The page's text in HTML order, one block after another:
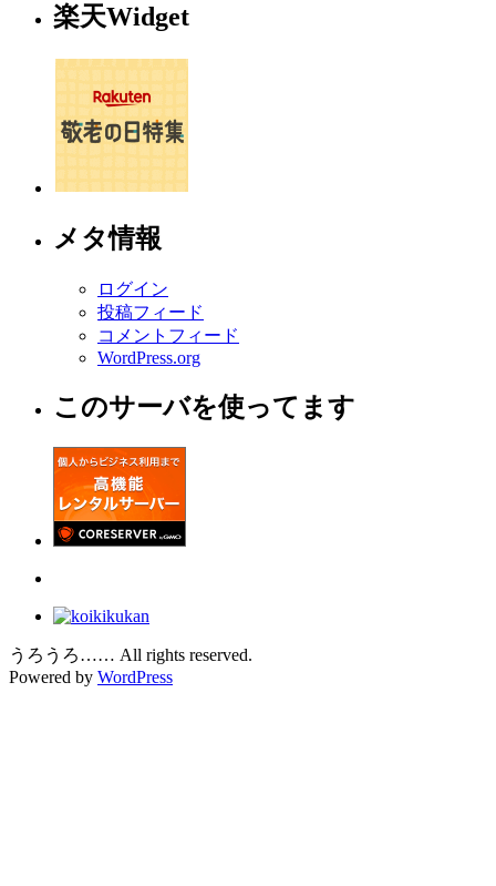
楽天Widget
メタ情報
ログイン
投稿フィード
コメントフィード
WordPress.org
このサーバを使ってます
うろうろ…… All rights reserved.
Powered by WordPress